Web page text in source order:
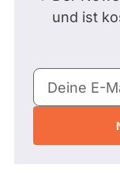
und ist
E-
Mail-
Deine E-